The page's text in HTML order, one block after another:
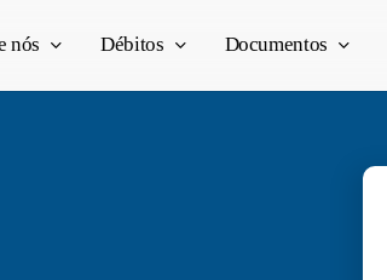
nós Débitos Documentos